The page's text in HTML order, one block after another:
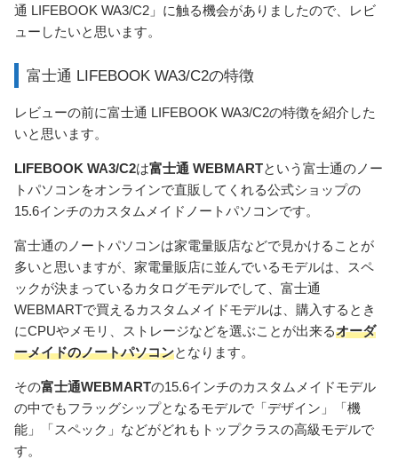
通 LIFEBOOK WA3/C2」に触る機会がありましたので、レビ
ューしたいと思います。
富士通 LIFEBOOK WA3/C2の特徴
レビューの前に富士通 LIFEBOOK WA3/C2の特徴を紹介した
いと思います。
LIFEBOOK WA3/C2は富士通 WEBMARTという富士通のノー
トパソコンをオンラインで直販してくれる公式ショップの
15.6インチのカスタムメイドノートパソコンです。
富士通のノートパソコンは家電量販店などで見かけることが
多いと思いますが、家電量販店に並んでいるモデルは、スペ
ックが決まっているカタログモデルでして、富士通
WEBMARTで買えるカスタムメイドモデルは、購入するとき
にCPUやメモリ、ストレージなどを選ぶことが出来るオーダ
ーメイドのノートパソコンとなります。
その富士通WEBMARTの15.6インチのカスタムメイドモデル
の中でもフラッグシップとなるモデルで「デザイン」「機
能」「スペック」などがどれもトップクラスの高級モデルで
す。